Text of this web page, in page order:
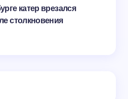
катер врезался
столкновения